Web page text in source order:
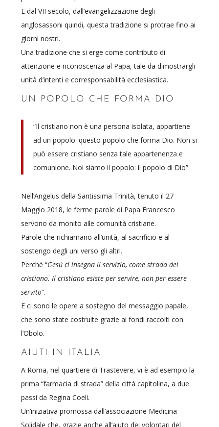
E dal VII secolo, dall’evangelizzazione degli
anglosassoni quindi, questa tradizione si protrae fino ai
giorni nostri.
Una tradizione che si erge come contributo di
attenzione e riconoscenza al Papa, tale da dimostrargli
unità d’intenti e corresponsabilità ecclesiastica.
UN POPOLO CHE FORMA DIO
“Il cristiano non è una persona isolata, appartiene
ad un popolo: questo popolo che forma Dio. Non si
può essere cristiano senza tale appartenenza e
comunione. Noi siamo il popolo: il popolo di Dio”
Nell’Angelus della Santissima Trinità, tenuto il 27
Maggio 2018, le ferme parole di Papa Francesco
servono da monito alle comunità cristiane.
Parole che richiamano all’unità, al sacrificio e al
sostengo degli uni verso gli altri.
Perché “Gesù ci insegna il servizio, come strada del
cristiano. Il cristiano esiste per servire, non per essere
servito”.
E ci sono le opere a sostegno del messaggio papale,
che sono state costruite grazie ai fondi raccolti con
l’Obolo.
AIUTI IN ITALIA
A Roma, nel quartiere di Trastevere, vi è ad esempio la
prima “farmacia di strada” della città capitolina, a due
passi da Regina Coeli.
Un’iniziativa promossa dall’associazione Medicina
Solidale che, grazie anche all’aiuto dei volontari del